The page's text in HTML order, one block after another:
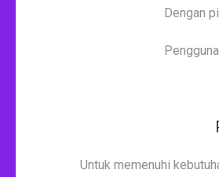
Dengan
Untuk memenuhi